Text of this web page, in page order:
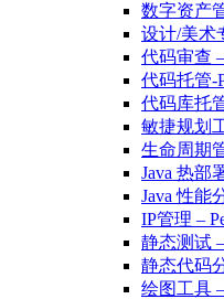
数字资产
设计/美术
代码审查
代码托管-
代码库托
敏捷规划
生命周期
Java 热部
Java 性能
IP管理 –
静态测试
静态代码
绘图工具